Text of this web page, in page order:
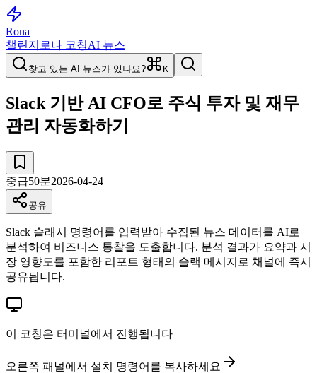
Rona
챌린지 로나 코칭AI 뉴스
찾고 있는 AI 뉴스가 있나요? K
Slack 기반 AI CFO로 주식 투자 및 재무
관리 자동화하기
중급50분2026-04-24
공유
Slack 슬래시 명령어를 입력받아 수집된 뉴스 데이터를 AI로
분석하여 비즈니스 통찰을 도출합니다. 분석 결과가 요약과 시
장 영향도를 포함한 리포트 형태의 슬랙 메시지로 채널에 즉시
공유됩니다.
이 코칭은 터미널에서 진행됩니다
오른쪽 패널에서 설치 명령어를 복사하세요